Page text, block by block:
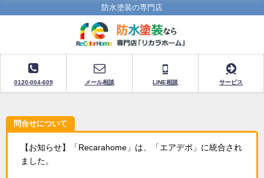
防水塗装の専門店
0120-004-609 メール相談 LINE相談 サービス
問合せについて
【お知らせ】「Recarahome」は、「エアデポ」に統合され
ました。